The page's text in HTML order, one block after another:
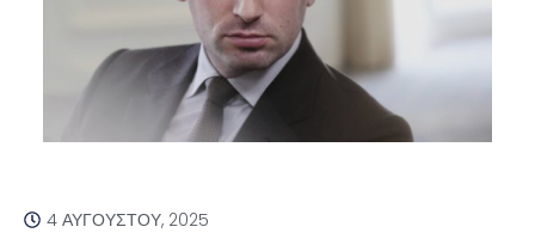
4 ΑΥΓΟΎΣΤΟΥ, 2025